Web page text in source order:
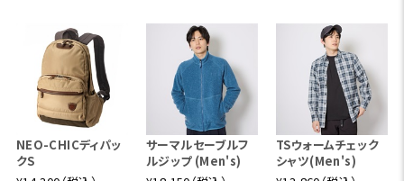
NEO-CHICディパッ
クS
サーマルセーブルフ
ルジップ (Men's)
TSウォームチェック
シャツ(Men's)